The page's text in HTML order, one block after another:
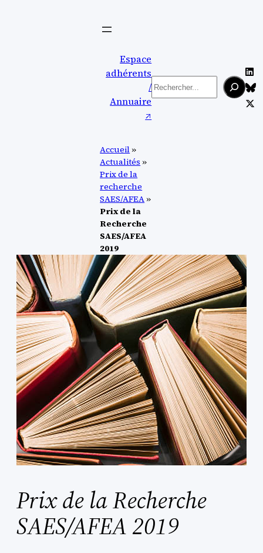
Espace
adhérents
/
Annuaire
↗︎
Rechercher
Accueil »
Actualités »
Prix de la
recherche
SAES/AFEA »
Prix de la
Recherche
SAES/AFEA
2019
Prix de la Recherche
SAES/AFEA 2019